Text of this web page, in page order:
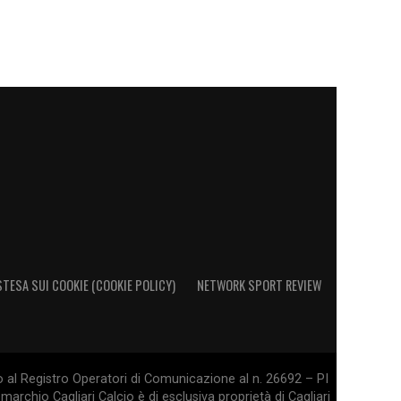
SUI COOKIE (COOKIE POLICY) NETWORK SPORT REVIEW
Registro Operatori di Comunicazione al n. 26692 – PI
Cagliari Calcio è di esclusiva proprietà di Cagliari